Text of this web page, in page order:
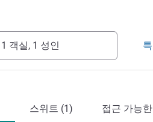
1 객실, 1 성인
스위트 (1) 접근 가능